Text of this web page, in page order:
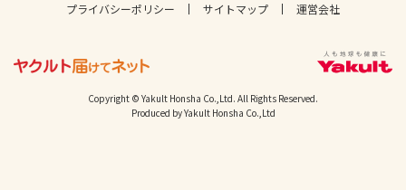
プライバシーポリシー
サイトマップ 運営会社
Copyright © Yakult Honsha Co.,Ltd. All Rights Reserved.
Produced by Yakult Honsha Co.,Ltd